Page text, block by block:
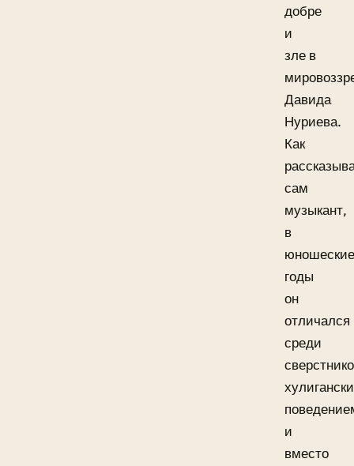
добре
и
зле в
Давида
Нуриева.
Как
сам
музыкант,
в
юношеские
годы
он
отличался
среди
и
вместо